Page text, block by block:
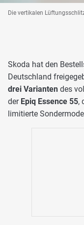
Die vertikalen
Skoda hat den
Deutschland
drei Varianten des
der Epiq Essence 55,
limitierte